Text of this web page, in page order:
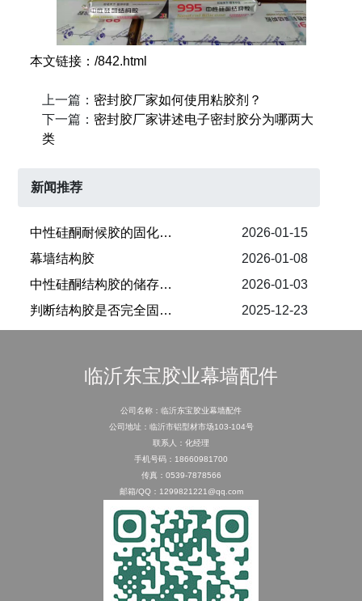
本文链接：/842.html
上一篇： 密封胶厂家如何使用粘胶剂？
下一篇： 密封胶厂家讲述电子密封胶分为哪两大
类
新闻推荐
​中性硅酮耐候胶的固化时间
2026-01-15
幕墙结构胶
2026-01-08
中性硅酮结构胶的储存与保质期
2026-01-03
​判断结构胶是否完全固化的条件
2025-12-23
临沂东宝胶业幕墙配件
公司名称：临沂东宝胶业幕墙配件
公司地址：临沂市铝型材市场103-104号
联系人：化经理
手机号码：18660981700
传真：0539-7878566
邮箱/QQ：1299821221@qq.com